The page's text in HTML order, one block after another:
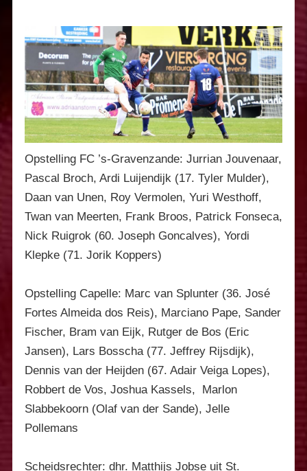
Opstelling FC ’s-Gravenzande: Jurrian Jouvenaar,
Pascal Broch, Ardi Luijendijk (17. Tyler Mulder),
Daan van Unen, Roy Vermolen, Yuri Westhoff,
Twan van Meerten, Frank Broos, Patrick Fonseca,
Nick Ruigrok (60. Joseph Goncalves), Yordi
Klepke (71. Jorik Koppers)
Opstelling Capelle: Marc van Splunter (36. José
Fortes Almeida dos Reis), Marciano Pape, Sander
Fischer, Bram van Eijk, Rutger de Bos (Eric
Jansen), Lars Bosscha (77. Jeffrey Rijsdijk),
Dennis van der Heijden (67. Adair Veiga Lopes),
Robbert de Vos, Joshua Kassels, Marlon
Slabbekoorn (Olaf van der Sande), Jelle
Pollemans
Scheidsrechter: dhr. Matthijs Jobse uit St.